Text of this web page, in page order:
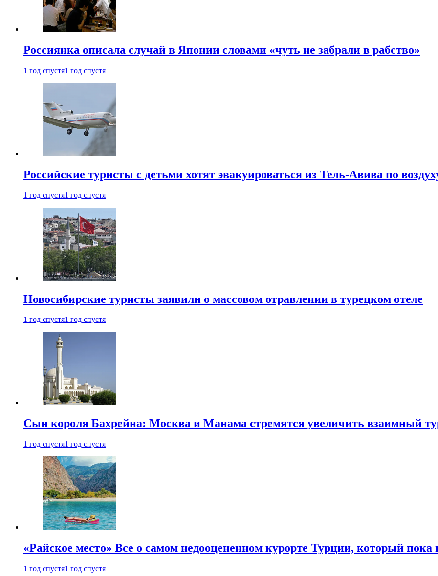
Россиянка описала случай в Японии словами «чуть не забрали в рабство»
1 год спустя1 год спустя
Российские туристы с детьми хотят эвакуироваться из Тель-Авива по
1 год спустя1 год спустя
Новосибирские туристы заявили о массовом отравлении в турецком отеле
1 год спустя1 год спустя
Сын короля Бахрейна: Москва и Манама стремятся увеличить взаимный
1 год спустя1 год спустя
«Райское место» Все о самом недооцененном курорте Турции, который пока
1 год спустя1 год спустя